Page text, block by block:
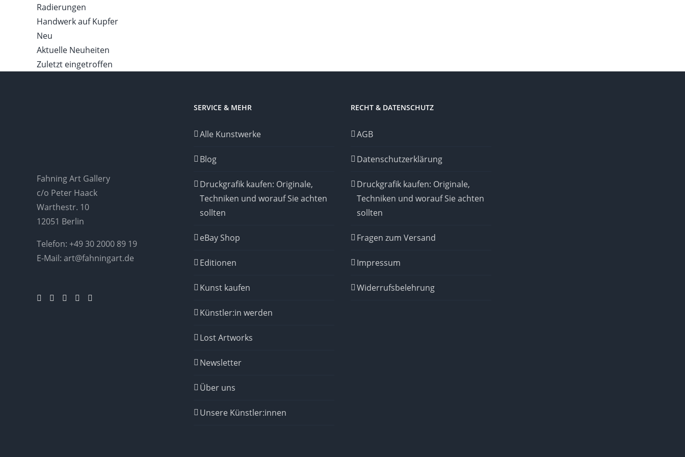
Radierungen
Handwerk auf Kupfer
Neu
Aktuelle Neuheiten
Zuletzt eingetroffen
Fahning Art Gallery
c/o Peter Haack
Warthestr. 10
12051 Berlin
Telefon: +49 30 2000 89 19
E-Mail: art@fahningart.de
SERVICE & MEHR
Alle Kunstwerke
Blog
Druckgrafik kaufen: Originale,
Techniken und worauf Sie achten
sollten
eBay Shop
Editionen
Kunst kaufen
Künstler:in werden
Lost Artworks
Newsletter
Über uns
Unsere Künstler:innen
RECHT & DATENSCHUTZ
AGB
Datenschutzerklärung
Druckgrafik kaufen: Originale,
Techniken und worauf Sie achten
sollten
Fragen zum Versand
Impressum
Widerrufsbelehrung